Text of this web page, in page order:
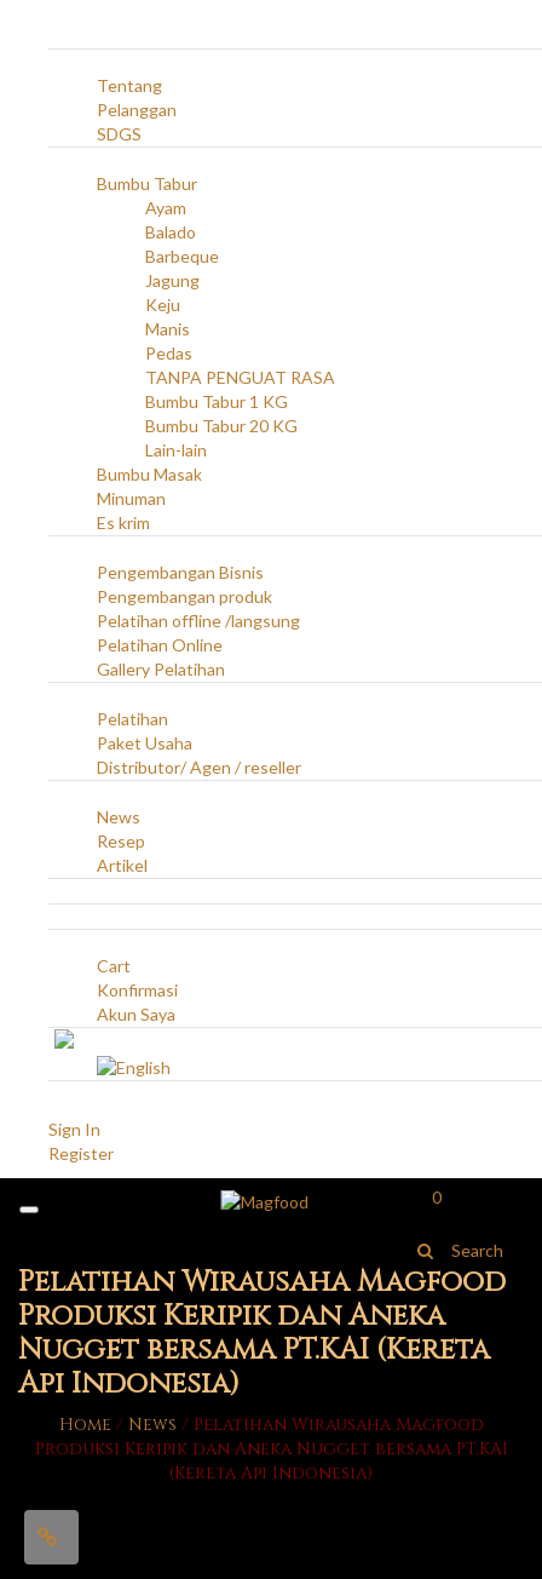
Tentang
Pelanggan
SDGS
Bumbu Tabur
Ayam
Balado
Barbeque
Jagung
Keju
Manis
Pedas
TANPA PENGUAT RASA
Bumbu Tabur 1 KG
Bumbu Tabur 20 KG
Lain-lain
Bumbu Masak
Minuman
Es krim
Pengembangan Bisnis
Pengembangan produk
Pelatihan offline /langsung
Pelatihan Online
Gallery Pelatihan
Pelatihan
Paket Usaha
Distributor/ Agen / reseller
News
Resep
Artikel
Cart
Konfirmasi
Akun Saya
Sign In
Register
0
Search
Pelatihan Wirausaha Magfood
Produksi Keripik dan Aneka
Nugget bersama PT.KAI (Kereta
Api Indonesia)
Home / News / Pelatihan Wirausaha Magfood
Produksi Keripik dan Aneka Nugget bersama PT.KAI
(Kereta Api Indonesia)